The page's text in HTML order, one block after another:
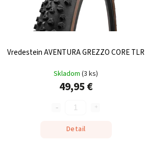
Vredestein AVENTURA GREZZO CORE TLR
Skladom(3 ks)
49,95 €
Detail